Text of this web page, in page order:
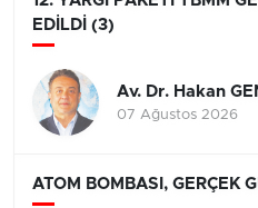
EDİLDİ (3)
Av. Dr. Hakan
07 Ağustos 2026
ATOM BOMBASI, GERÇEK